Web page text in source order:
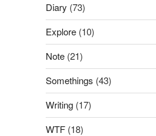
Diary (73)
Explore(10)
Note(21)
Somethings (43)
Writing(17)
WTF(18)